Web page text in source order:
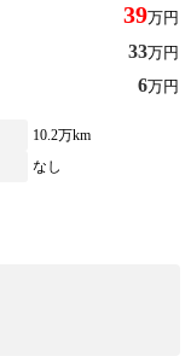
39万円
33万円
6万円
10.2万km
なし